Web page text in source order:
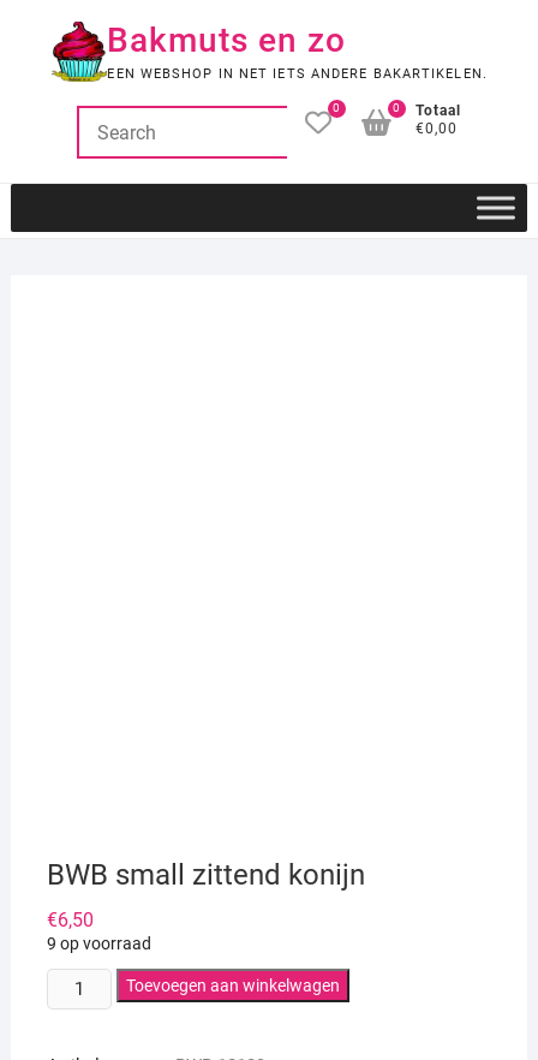
Bakmuts en zo
EEN WEBSHOP IN NET IETS ANDERE BAKARTIKELEN.
0
Totaal
€0,00
0
BWB small zittend konijn
€6,50
9 op voorraad
BWB
small
Toevoegen aan winkelwagen